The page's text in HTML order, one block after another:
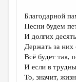
КНИЖНАЯ ПОЛКА
ОБЗОР
СТРАНИЦЫ
ОБЪЯВЛЕНИЯ
Благодарной
Песни будем
И долгих
Держать за них
Всё будет так,
И если в
То, значит,